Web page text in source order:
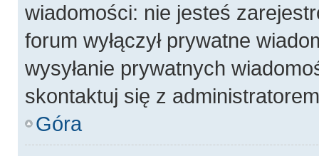
wiadomości: nie jesteś
forum wyłączył prywatne
wysyłanie prywatnych
skontaktuj się z
Góra